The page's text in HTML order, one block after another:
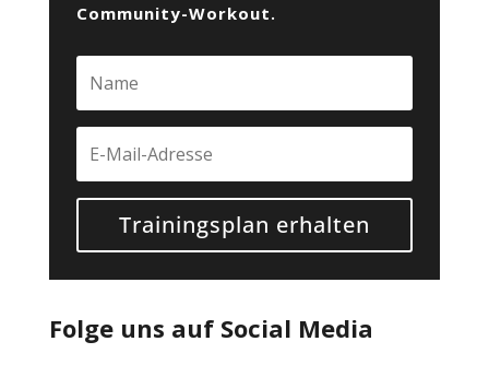
Community-Workout.
Trainingsplan erhalten
Folge uns auf Social Media